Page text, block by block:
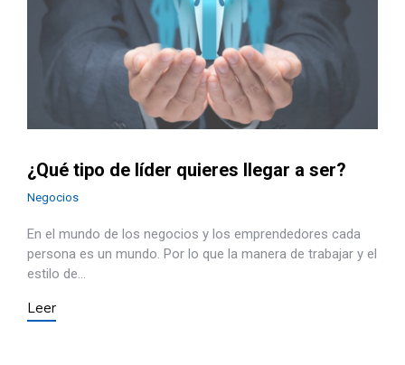
¿Qué tipo de líder quieres llegar a ser?
Negocios
En el mundo de los negocios y los emprendedores cada
persona es un mundo. Por lo que la manera de trabajar y el
estilo de…
Leer